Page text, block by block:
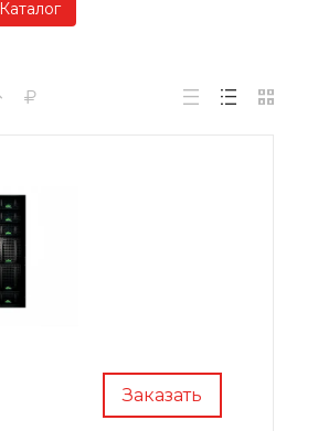
Каталог
Заказать